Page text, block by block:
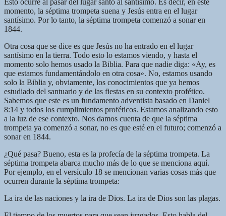
Esto ocurre al pasar del lugar santo al santísimo. Es decir, en este
momento, la séptima trompeta suena y Jesús entra en el lugar
santísimo. Por lo tanto, la séptima trompeta comenzó a sonar en
1844.
Otra cosa que se dice es que Jesús no ha entrado en el lugar
santísimo en la tierra. Todo esto lo estamos viendo, y hasta el
momento solo hemos usado la Biblia. Para que nadie diga: «Ay, es
que estamos fundamentándolo en otra cosa». No, estamos usando
solo la Biblia y, obviamente, los conocimientos que ya hemos
estudiado del santuario y de las fiestas en su contexto profético.
Sabemos que este es un fundamento adventista basado en Daniel
8:14 y todos los cumplimientos proféticos. Estamos analizando esto
a la luz de ese contexto. Nos damos cuenta de que la séptima
trompeta ya comenzó a sonar, no es que esté en el futuro; comenzó a
sonar en 1844.
¿Qué pasa? Bueno, esta es la profecía de la séptima trompeta. La
séptima trompeta abarca mucho más de lo que se menciona aquí.
Por ejemplo, en el versículo 18 se mencionan varias cosas más que
ocurren durante la séptima trompeta:
La ira de las naciones y la ira de Dios. La ira de Dios son las plagas.